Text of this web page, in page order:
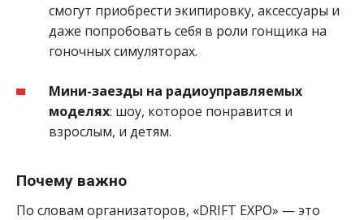
смогут приобрести экипировку, аксессуары и
даже попробовать себя в роли гонщика на
гоночных симуляторах.
Мини-заезды на радиоуправляемых
моделях: шоу, которое понравится и
взрослым, и детям.
Почему важно
По словам организаторов, «DRIFT EXPO» — это